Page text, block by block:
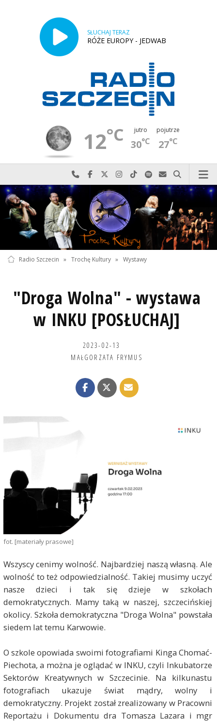
SŁUCHAJ TERAZ
RÓŻE EUROPY - JEDWAB
12°C jutro
30°C
pojutrze
27°C
Najlepiej po prostu do nas zadzwoń
Odwiedź nas na Facebook-u
Odwiedź nas na X
Odwiedź nas na Instagram-ie
Odwiedź nas na TikTok-u
Szukaj nas na Spotify
Wyślij do nas
Szukaj
Radio Szczecin » Trochę Kultury » Wystawy
"Droga Wolna" - wystawa
w INKU [POSŁUCHAJ]
2023-02-13
MAŁGORZATA FRYMUS
fot. [materiały prasowe]
Wszyscy cenimy wolność. Najbardziej naszą własną. Ale
wolność to też odpowiedzialność. Takiej musimy uczyć
nasze dzieci i tak się dzieje w szkołach
demokratycznych. Mamy taką w naszej, szczecińskiej
okolicy. Szkoła demokratyczna "Droga Wolna" powstała
siedem lat temu Karwowie.
O szkole opowiada swoimi fotografiami Kinga Chomać-
Piechota, a można je oglądać w INKU, czyli Inkubatorze
Sektorów Kreatywnych w Szczecinie. Na kilkunastu
fotografiach ukazuje świat mądry, wolny i
demokratyczny. Projekt został zrealizowany w Pracowni
Reportażu i Dokumentu dra Tomasza Lazara i mgr